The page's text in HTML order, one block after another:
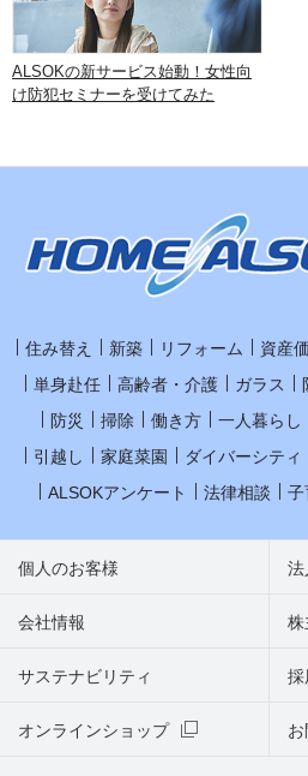
ALSOKの新サービス始動！女性向
け防犯セミナーを受けてみた
住み替え 新築 リフォーム 資産
単身赴任
高齢者・介護 ガラス
防災
掃除 働き方 一人暮らし
引越し
家庭菜園 ダイバーシティ
ALSOKアンケート
法律相談 子
個人のお客様 法
会社情報 株
サステナビリティ
オンラインショップ
採